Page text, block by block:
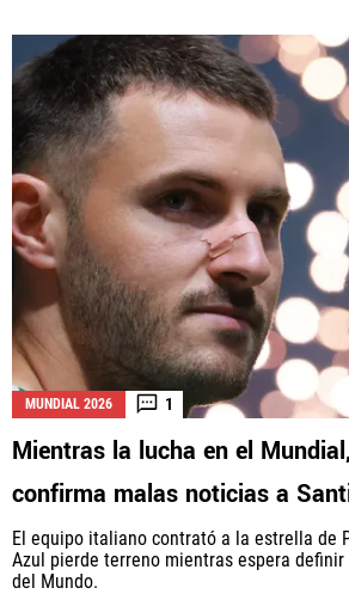
MUNDIAL 2026 1
Mientras la lucha en el
confirma malas noticias a
El equipo italiano contrató a la estrella de
Azul pierde terreno mientras espera
del Mundo.